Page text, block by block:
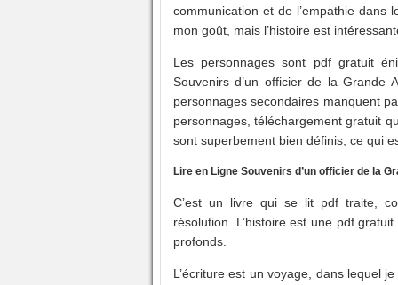
communication et de l’empathie
mon goût, mais l’histoire est
Les personnages sont pdf gratuit
Souvenirs d’un officier de la Grande
personnages secondaires manquent
personnages, téléchargement gratuit
sont superbement bien définis, ce qui
Lire en Ligne Souvenirs d’un officier de la
C’est un livre qui se lit pdf traite,
résolution. L’histoire est une pdf
profonds.
L’écriture est un voyage, dans lequel